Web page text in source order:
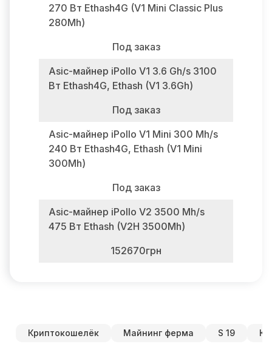
270 Вт Ethash4G (V1 Mini Classic Plus
280Mh)
Под заказ
Asic-майнер iPollo V1 3.6 Gh/s 3100
Вт Ethash4G, Ethash (V1 3.6Gh)
Под заказ
Asic-майнер iPollo V1 Mini 300 Mh/s
240 Вт Ethash4G, Ethash (V1 Mini
300Mh)
Под заказ
Asic-майнер iPollo V2 3500 Mh/s
475 Вт Ethash (V2H 3500Mh)
152670грн
Криптокошелёк Майнинг ферма S 19